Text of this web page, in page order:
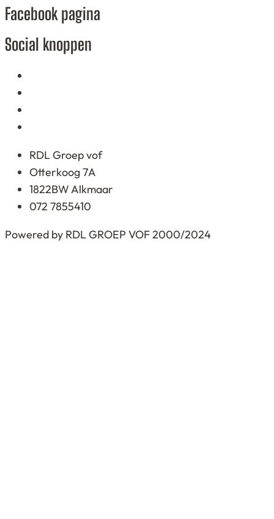
based
12.345
Facebook pagina
Social knoppen
RDL Groep vof
Otterkoog 7A
1822BW Alkmaar
072 7855410
Powered by RDL GROEP VOF 2000/2024